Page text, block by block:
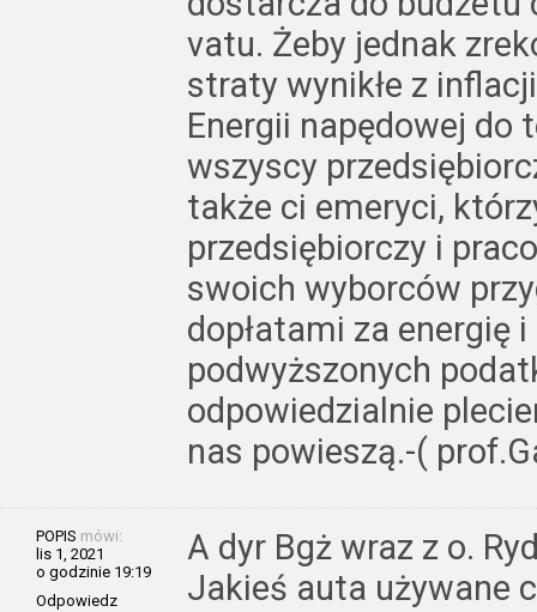
vatu. Żeby jednak
straty wynikłe z
Energii napędowej do
wszyscy
także ci emeryci,
przedsiębiorczy i
swoich wyborców
dopłatami za energię
podwyższonych
odpowiedzialnie
nas powieszą.-(
POPIS mówi:
lis 1, 2021
o godzinie 19:19
Odpowiedz
A dyr Bgż wraz z o.
Jakieś auta używane